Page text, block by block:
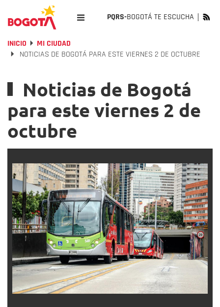
PQRS-BOGOTÁ TE ESCUCHA
INICIO
MI CIUDAD
NOTICIAS DE BOGOTÁ PARA ESTE VIERNES 2 DE OCTUBRE
Noticias de Bogotá
para este viernes 2 de
octubre